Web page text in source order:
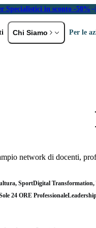
Specialistici in sconto -50%
Fisco
d'Impresa
Chi Siamo Per le
network di docenti,
SportDigital Transformation,
24 ORE Professionale